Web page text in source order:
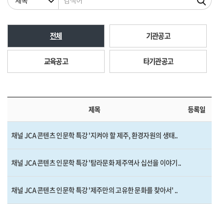
전체 기관공고
교육공고 타기관공고
제목 등록일
채널 JCA 콘텐츠 인문학 특강 '지켜야 할 제주, 환경자원의 생태..
채널 JCA 콘텐츠 인문학 특강 '탐라문화 제주역사 십선을 이야기..
채널 JCA 콘텐츠 인문학 특강 '제주만의 고유한 문화를 찾아서' ..